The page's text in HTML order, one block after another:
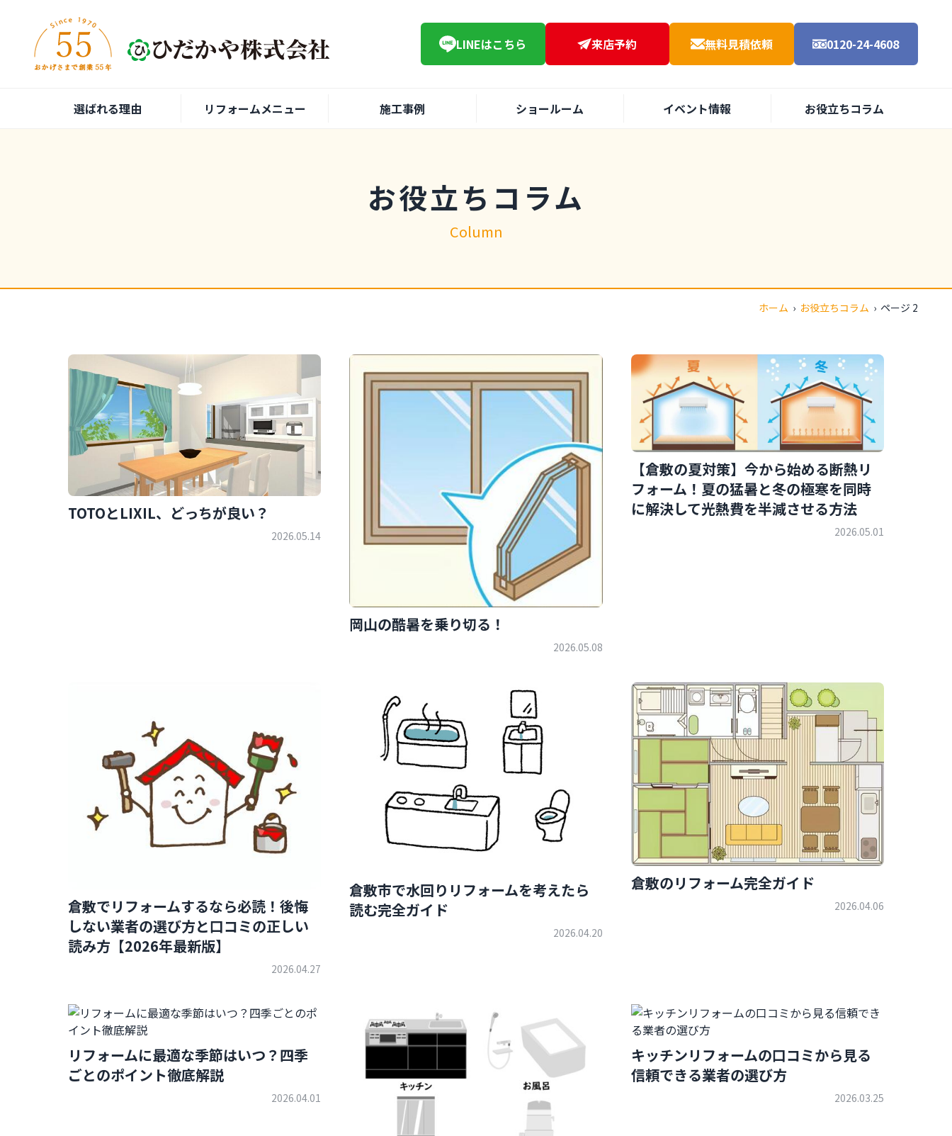
LINEはこちら 来店予約 無料見積依頼 0120-24-4608
選ばれる理由 リフォームメニュー 施工事例 ショールーム イベント情報 お役立ちコラム
お役立ちコラム
Column
ホーム › お役立ちコラム › ページ 2
TOTOとLIXIL、どっちが良い？
2026.05.14
岡山の酷暑を乗り切る！
2026.05.08
【倉敷の夏対策】今から始める断熱リ
フォーム！夏の猛暑と冬の極寒を同時
に解決して光熱費を半減させる方法
2026.05.01
倉敷でリフォームするなら必読！後悔
しない業者の選び方と口コミの正しい
読み方【2026年最新版】
2026.04.27
倉敷市で水回りリフォームを考えたら
読む完全ガイド
2026.04.20
倉敷のリフォーム完全ガイド
2026.04.06
リフォームに最適な季節はいつ？四季
ごとのポイント徹底解説
2026.04.01
キッチンリフォームの口コミから見る
信頼できる業者の選び方
2026.03.25